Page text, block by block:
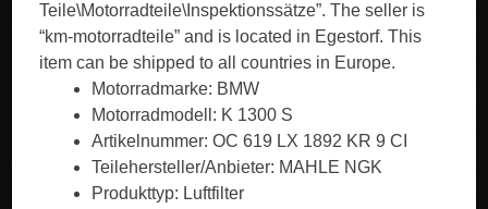
Teile\Motorradteile\Inspektionssätze”. The seller is
“km-motorradteile” and is located in Egestorf. This
item can be shipped to all countries in Europe.
Motorradmarke: BMW
Motorradmodell: K 1300 S
Artikelnummer: OC 619 LX 1892 KR 9 CI
Teilehersteller/Anbieter: MAHLE NGK
Produkttyp: Luftfilter